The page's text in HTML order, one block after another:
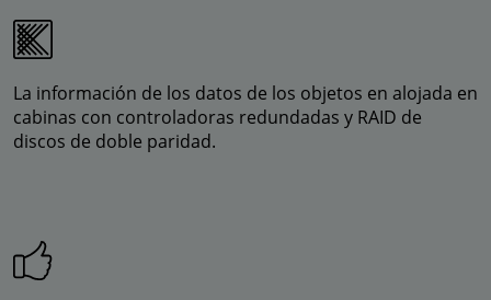
La información de los datos de los objetos en alojada en
cabinas con controladoras redundadas y RAID de
discos de doble paridad.